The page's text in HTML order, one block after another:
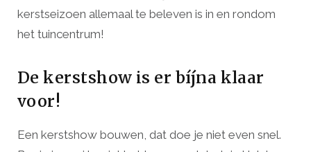
kerstseizoen allemaal te beleven is in en rondom
het tuincentrum!
De kerstshow is er bíjna klaar
voor!
Een kerstshow bouwen, dat doe je niet even snel.